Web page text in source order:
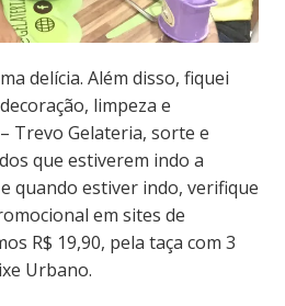
delícia. Além disso, fiquei
limpeza e
Trevo Gelateria, sorte e
que estiverem indo a
quando estiver indo, verifique
em sites de
R$ 19,90, pela taça com 3
Urbano.